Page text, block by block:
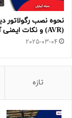
نحوه نصب رگولاتور
(AVR) و نکات ایمنی آن
2025-03-04
تازه